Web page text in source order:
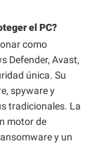
el PC?
como
Defender, Avast,
única. Su
spyware y
tradicionales. La
motor de
y un